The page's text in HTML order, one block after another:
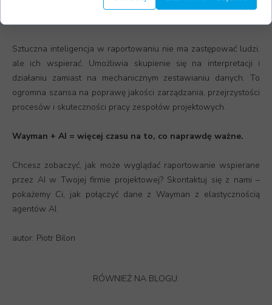
RÓWNIEŻ NA BLOGU:
warto testować i rozwijać rozwiązanie, reagując na potrzeby
Sztuczna inteligencja w raportowaniu nie ma zastępować ludzi,
ale ich wspierać. Umożliwia skupienie się na interpretacji i
działaniu zamiast na mechanicznym zestawianiu danych. To
ogromna szansa na poprawę jakości zarządzania, przejrzystości
procesów i skuteczności pracy zespołów projektowych.
Wayman + AI = więcej czasu na to, co naprawdę ważne.
Chcesz zobaczyć, jak może wyglądać raportowanie wspierane
przez AI w Twojej firmie projektowej? Skontaktuj się z nami –
pokażemy Ci, jak połączyć dane z Wayman z elastycznością
agentów AI.
autor: Piotr Bilon